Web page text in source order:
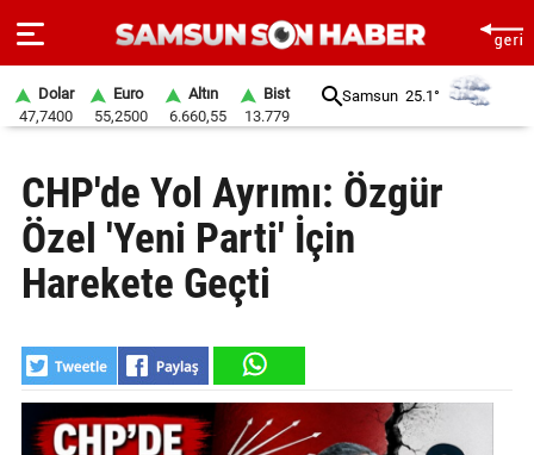
SAYFA
SAMSUN
HABER
GÜNDEM
SİYASET
Dolar
47,7400
Euro
55,2500
Altın
6.660,55
Bist
13.779
Samsun 25.1°
CHP'de Yol Ayrımı: Özgür
Özel 'Yeni Parti' İçin
Harekete Geçti